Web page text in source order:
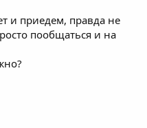
и приедем, правда не
пообщаться и на